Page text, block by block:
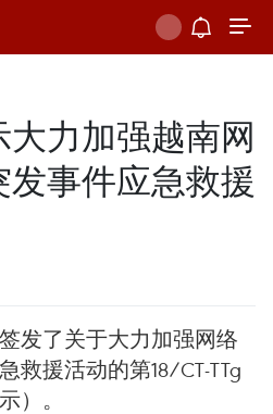
力加强越南网
事件应急救援
发了关于大力加强网络
救援活动的第18/CT-TTg
）。